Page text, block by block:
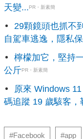
天變...PR・新素簡
29顆鏡頭也抓不
自駕車逃逸，隱私
檸檬加它，堅持
公斤PR・新素簡
原來 Windows
碼追蹤 19 歲駭客
#Facebook #app